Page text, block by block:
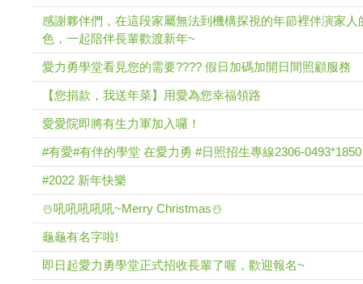
感謝夥伴們，在這段家屬無法到機構探視的年節裡伴演家人
色，一起陪伴長輩歡渡新年~
愛力勇學堂看見您的需要???? 假日加碼加開日間照顧服務
【您捐款，我送年菜】用愛為您幸福領路
愛愛院即將有生力軍加入囉！
#有愛#有伴的學堂 在愛力勇 #日照招生專線2306-0493*1850
#2022 新年快樂
☃️吼吼吼吼吼~Merry Christmas☃️
龜龜有名字啦!
即日起愛力勇學堂正式招收長輩了喔，歡迎報名~